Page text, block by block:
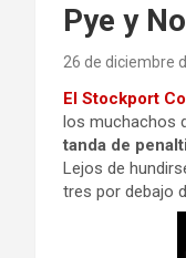
Pye y
26 de diciembre
El Stockport
los muchachos
tanda de
Lejos de
tres por debajo